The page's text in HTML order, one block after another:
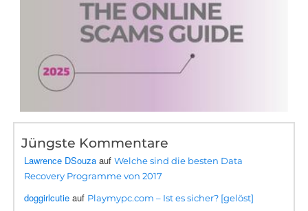
Jüngste Kommentare
Lawrence DSouza aufWelche sind die besten Data
Recovery Programme von 2017
doggirlcutie auf Playmypc.com – Ist es sicher? [gelöst]